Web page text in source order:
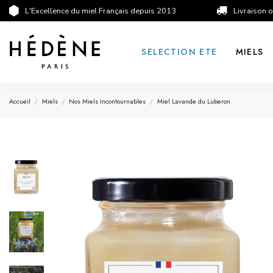
L'Excellence du miel Français depuis 2013 Livraison
SELECTION ETE MIELS
Accueil Miels Nos Miels Incontournables Miel Lavande du Luberon